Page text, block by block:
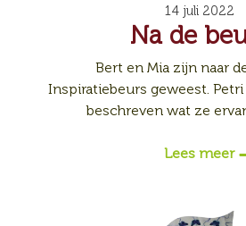
14 juli 2022
Na de
Bert en Mia zijn naar
Inspiratiebeurs geweest.
beschreven wat ze
Lees meer